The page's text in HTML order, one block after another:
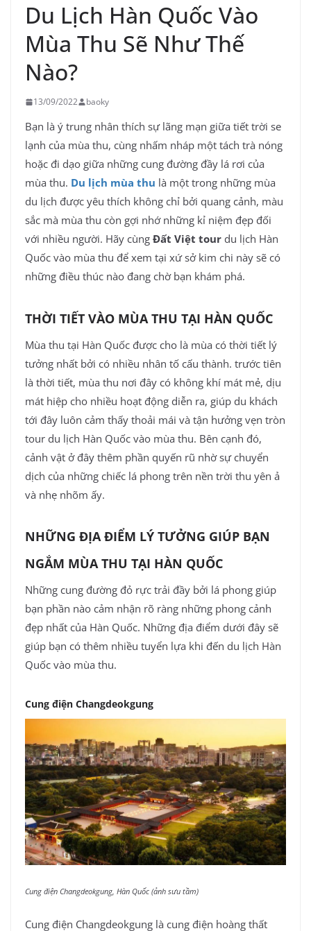
Du Lịch Hàn Quốc Vào
Mùa Thu Sẽ Như Thế
Nào?
13/09/2022 baoky
Bạn là ý trung nhân thích sự lãng mạn giữa tiết trời se
lạnh của mùa thu, cùng nhấm nháp một tách trà nóng
hoặc đi dạo giữa những cung đường đầy lá rơi của
mùa thu. Du lịch mùa thu là một trong những mùa
du lịch được yêu thích không chỉ bởi quang cảnh, màu
sắc mà mùa thu còn gợi nhớ những kỉ niệm đẹp đối
với nhiều người. Hãy cùng Đất Việt tour du lịch Hàn
Quốc vào mùa thu để xem tại xứ sở kim chi này sẽ có
những điều thúc nào đang chờ bạn khám phá.
THỜI TIẾT VÀO MÙA THU TẠI HÀN QUỐC
Mùa thu tại Hàn Quốc được cho là mùa có thời tiết lý
tưởng nhất bởi có nhiều nhân tố cấu thành. trước tiên
là thời tiết, mùa thu nơi đây có không khí mát mẻ, dịu
mát hiệp cho nhiều hoạt động diễn ra, giúp du khách
tới đây luôn cảm thấy thoải mái và tận hưởng vẹn tròn
tour du lịch Hàn Quốc vào mùa thu. Bên cạnh đó,
cảnh vật ở đây thêm phần quyến rũ nhờ sự chuyển
dịch của những chiếc lá phong trên nền trời thu yên ả
và nhẹ nhõm ấy.
NHỮNG ĐỊA ĐIỂM LÝ TƯỞNG GIÚP BẠN
NGẮM MÙA THU TẠI HÀN QUỐC
Những cung đường đỏ rực trải đầy bởi lá phong giúp
bạn phần nào cảm nhận rõ ràng những phong cảnh
đẹp nhất của Hàn Quốc. Những địa điểm dưới đây sẽ
giúp bạn có thêm nhiều tuyển lựa khi đến du lịch Hàn
Quốc vào mùa thu.
Cung điện Changdeokgung
Cung điện Changdeokgung, Hàn Quốc (ảnh sưu tầm)
Cung điện Changdeokgung là cung điện hoàng thất